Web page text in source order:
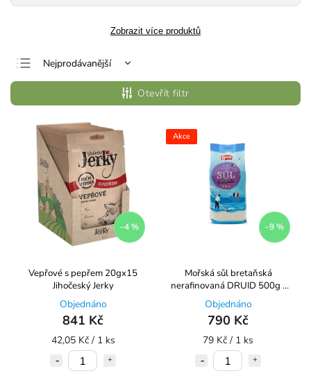
Zobrazit více produktů
Nejprodávanější
Nejlevnější
Nejdražší
Abecedně
Otevřít filtr
–4 %
Vepřové s pepřem 20gx15
Jihočeský Jerky
Objednáno
841 Kč
42,05 Kč / 1 ks
Akce
–9 %
Mořská sůl bretaňská
nerafinovaná DRUID 500g |
10 kusů
Objednáno
790 Kč
79 Kč / 1 ks